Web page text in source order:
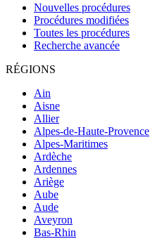
Nouvelles procédures
Procédures modifiées
Toutes les procédures
Recherche avancée
RÉGIONS
Ain
Aisne
Allier
Alpes-de-Haute-Provence
Alpes-Maritimes
Ardèche
Ardennes
Ariège
Aube
Aude
Aveyron
Bas-Rhin